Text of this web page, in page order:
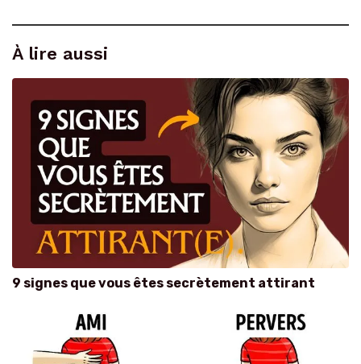
À lire aussi
9 signes que vous êtes secrètement attirant